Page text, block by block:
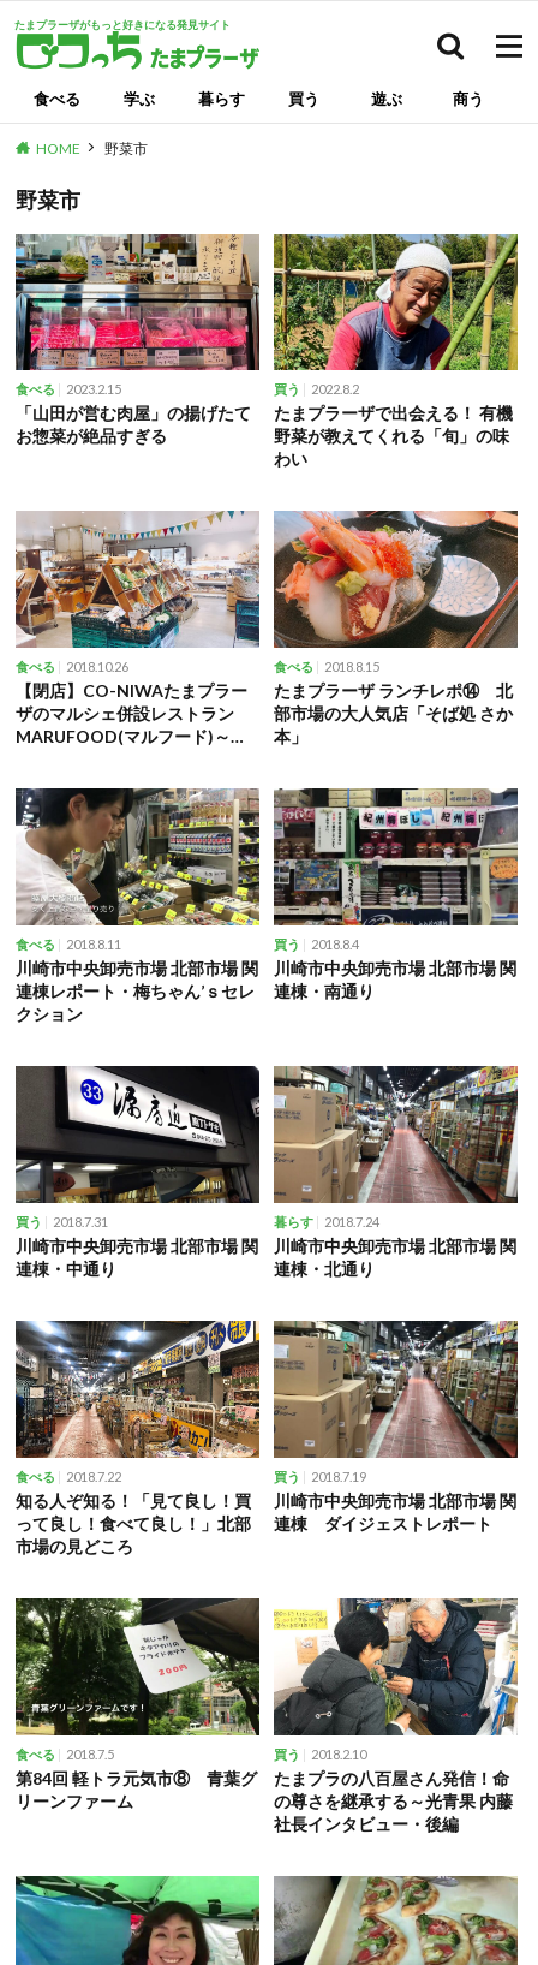
たまプラーザがもっと好きになる発見サイト
食べる 学ぶ 暮らす 買う 遊ぶ 商う
HOME 野菜市
野菜市
食べる 2023.2.15
「山田が営む肉屋」の揚げたて
お惣菜が絶品すぎる
買う 2022.8.2
たまプラーザで出会える！ 有機
野菜が教えてくれる「旬」の味
わい
食べる 2018.10.26
【閉店】CO-NIWAたまプラー
ザのマルシェ併設レストラン
MARUFOOD(マルフード)～第9
食べる 2018.8.15
たまプラーザ ランチレポ⑭ 北
部市場の大人気店「そば処 さか
本」
食べる 2018.8.11
川崎市中央卸売市場 北部市場 関
連棟レポート・梅ちゃん’ｓセレ
クション
買う 2018.8.4
川崎市中央卸売市場 北部市場 関
連棟・南通り
買う 2018.7.31
川崎市中央卸売市場 北部市場 関
連棟・中通り
暮らす 2018.7.24
川崎市中央卸売市場 北部市場 関
連棟・北通り
食べる 2018.7.22
知る人ぞ知る！「見て良し！買
って良し！食べて良し！」北部
市場の見どころ
買う 2018.7.19
川崎市中央卸売市場 北部市場 関
連棟 ダイジェストレポート
食べる 2018.7.5
第84回 軽トラ元気市⑧ 青葉グ
リーンファーム
買う 2018.2.10
たまプラの八百屋さん発信！命
の尊さを継承する～光青果 内藤
社長インタビュー・後編